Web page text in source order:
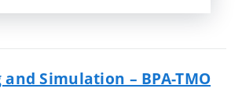
Simulation – BPA-TMO